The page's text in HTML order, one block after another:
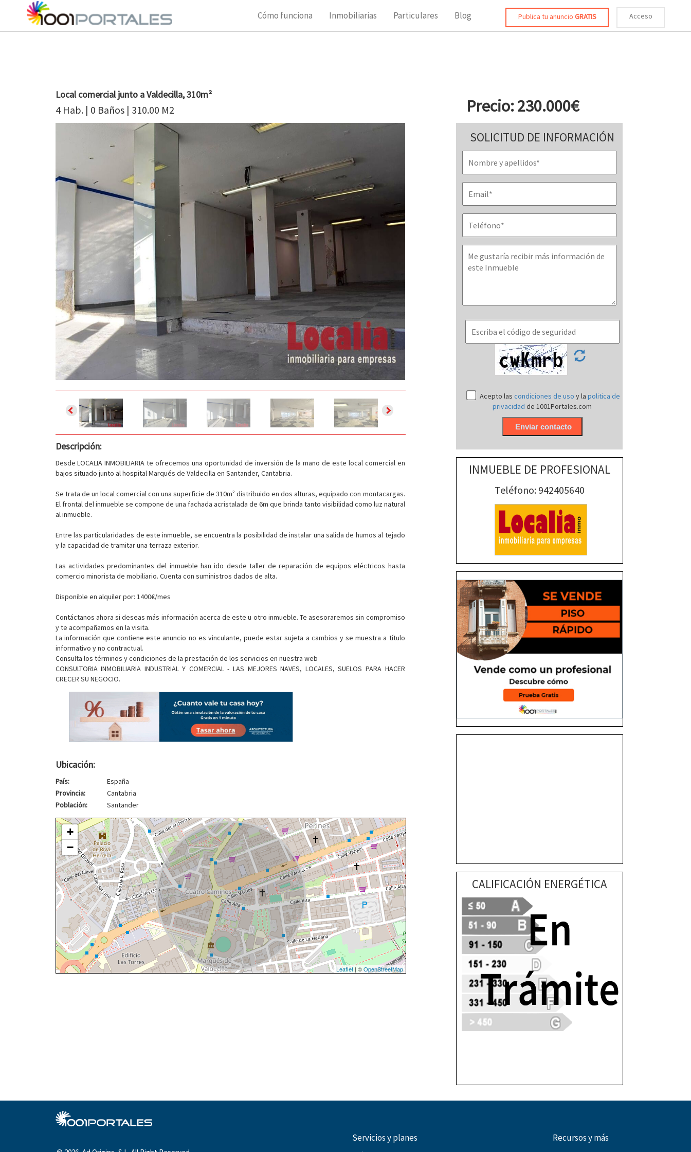
Cómo funciona Inmobiliarias Particulares Blog Publica tu anuncio GRATIS Acceso
Local comercial junto a Valdecilla, 310m²
4 Hab. | 0 Baños | 310.00 M2
Descripción:
Desde LOCALIA INMOBILIARIA te ofrecemos una oportunidad de inversión de la mano de este local comercial en
bajos situado junto al hospital Marqués de Valdecilla en Santander, Cantabria.
Se trata de un local comercial con una superficie de 310m² distribuido en dos alturas, equipado con montacargas.
El frontal del inmueble se compone de una fachada acristalada de 6m que brinda tanto visibilidad como luz natural
al inmueble.
Entre las particularidades de este inmueble, se encuentra la posibilidad de instalar una salida de humos al tejado
y la capacidad de tramitar una terraza exterior.
Las actividades predominantes del inmueble han ido desde taller de reparación de equipos eléctricos hasta
comercio minorista de mobiliario. Cuenta con suministros dados de alta.
Disponible en alquiler por: 1400€/mes
Contáctanos ahora si deseas más información acerca de este u otro inmueble. Te asesoraremos sin compromiso
y te acompañamos en la visita.
La información que contiene este anuncio no es vinculante, puede estar sujeta a cambios y se muestra a título
informativo y no contractual.
Consulta los términos y condiciones de la prestación de los servicios en nuestra web
CONSULTORIA INMOBILIARIA INDUSTRIAL Y COMERCIAL - LAS MEJORES NAVES, LOCALES, SUELOS PARA HACER
CRECER SU NEGOCIO.
Ubicación:
País:
España
Provincia:
Cantabria
Población:
Santander
+
−
Leaflet| ©OpenStreetMap
Precio: 230.000€
SOLICITUD DE INFORMACIÓN
Acepto lascondiciones de usoy lapolitica de
privacidadde 1001Portales.com
INMUEBLE DE PROFESIONAL
Teléfono: 942405640
CALIFICACIÓN ENERGÉTICA
Servicios y planes
Recursos y más